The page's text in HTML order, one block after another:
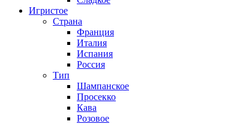
Игристое
Страна
Франция
Италия
Испания
Россия
Тип
Шампанское
Просекко
Кава
Розовое